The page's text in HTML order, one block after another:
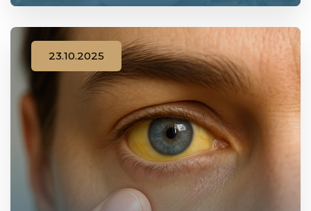
23.10.2025